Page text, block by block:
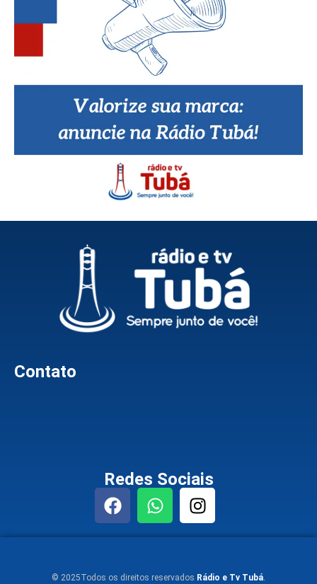
Contato
Redes Sociais
© 2025Todos os direitos reservados Rádio e Tv Tubá.